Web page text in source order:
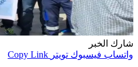
شارك الخبر
واتساب فيسبوك تويتر Copy Link